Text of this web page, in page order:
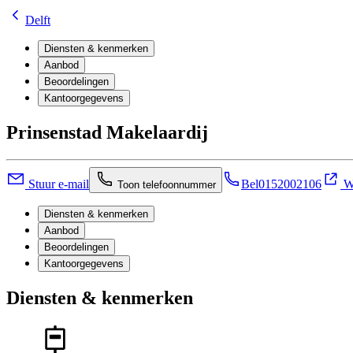
Delft
Diensten & kenmerken
Aanbod
Beoordelingen
Kantoorgegevens
Prinsenstad Makelaardij
Stuur e-mail Toon telefoonnummer Bel0152002106
Diensten & kenmerken
Aanbod
Beoordelingen
Kantoorgegevens
Diensten & kenmerken